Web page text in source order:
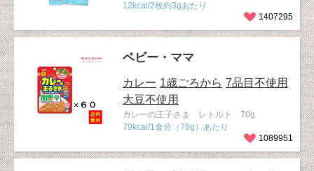
12kcal/2枚約3gあたり
1407295
ベビー・ママ
カレー 1歳ごろから 7品目不使用
大豆不使用
カレーの王子さま レトルト 70g
79kcal/1食分（70g）あたり
1089951